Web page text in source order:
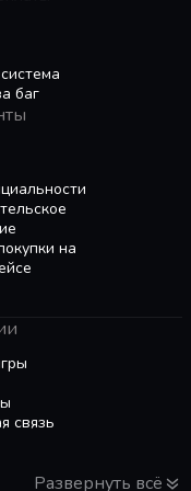
истории
кто пострадал
жертвой
баг
на
связь
Развернуть всё